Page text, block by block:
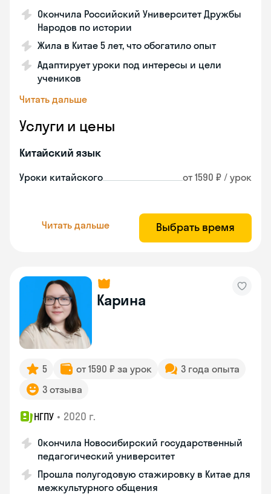
Окончила Российский Университет Дружбы
Народов по истории
Жила в Китае 5 лет, что обогатило опыт
Адаптирует уроки под интересы и цели
учеников
Читать дальше
Услуги и цены
Китайский язык
Уроки китайского от 1590 ₽ / урок
Читать дальше Выбрать время
Карина
5 от 1590 ₽ за урок
3 года опыта
3 отзыва
НГПУ • 2020 г.
Окончила Новосибирский государственный
педагогический университет
Прошла полугодовую стажировку в Китае для
межкультурного общения